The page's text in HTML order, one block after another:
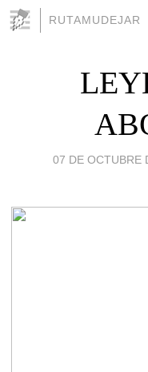
RUTAMUDEJAR
07 DE OCTUBRE